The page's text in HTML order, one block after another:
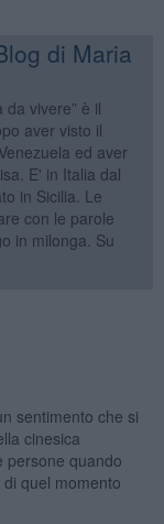
di Maria
da vivere” è il
aver visto il
ed aver
E' in Italia dal
in Sicilia. Le
con le parole
in milonga. Su
sentimento che si
cinesica
persone quando
quel momento